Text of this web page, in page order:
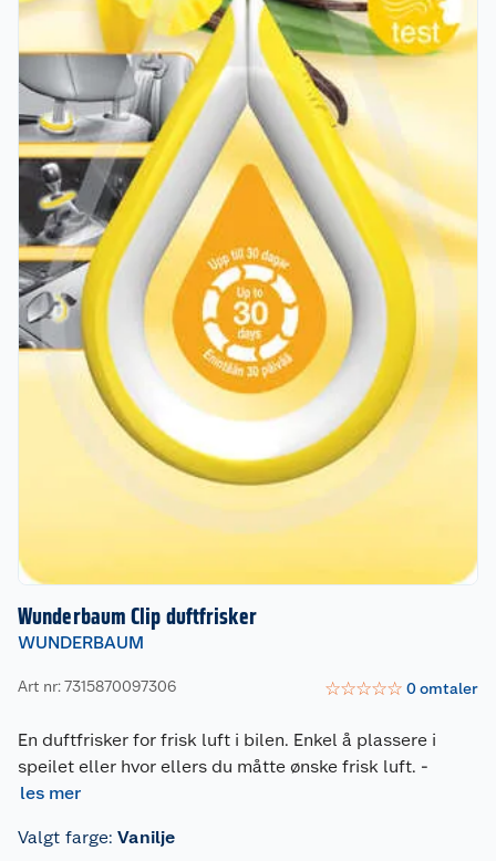
Wunderbaum Clip duftfrisker
WUNDERBAUM
Art nr: 7315870097306 ☆☆☆☆☆ 0omtaler
En duftfrisker for frisk luft i bilen. Enkel å plassere i
speilet eller hvor ellers du måtte ønske frisk luft. -
les mer
Valgt farge: Vanilje